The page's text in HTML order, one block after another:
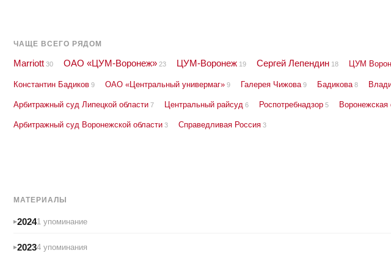
ЧАЩЕ ВСЕГО РЯДОМ
Marriott 30 ОАО «ЦУМ-Воронеж» 23 ЦУМ-Воронеж 19 Сергей Лепендин 18 ЦУМ
Константин Бадиков 9 ОАО «Центральный универмаг» 9 Галерея Чижова 9 Бадикова 8
Арбитражный суд Липецкой области 7 Центральный райсуд 6 Роспотребнадзор 5
Арбитражный суд Воронежской области 3 Справедливая Россия 3
МАТЕРИАЛЫ
20241 упоминание
20234 упоминания